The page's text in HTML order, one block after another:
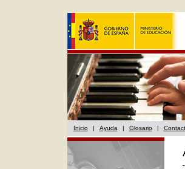
Inicio | Ayuda | Glosario |